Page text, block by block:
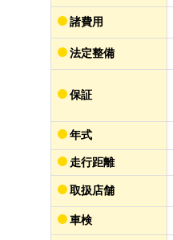
諸費用
法定整備
保証
年式
走行距離
取扱店舗
車検